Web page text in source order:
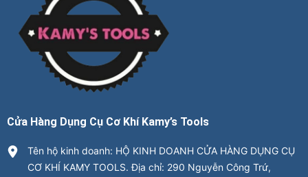
Cửa Hàng Dụng Cụ Cơ Khí Kamy’s Tools
Tên hộ kinh doanh: HỘ KINH DOANH CỬA HÀNG DỤNG CỤ
CƠ KHÍ KAMY TOOLS. Địa chỉ: 290 Nguyễn Công Trứ,